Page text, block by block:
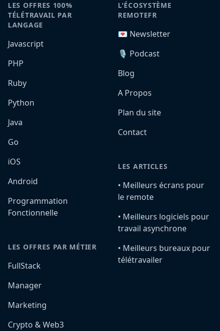
LES OFFRES 100%
TÉLÉTRAVAIL PAR
LANGAGE
Javascript
PHP
Ruby
Python
Java
Go
iOS
Android
Programmation
Fonctionnelle
LES OFFRES PAR MÉTIER
FullStack
Manager
Marketing
Crypto & Web3
L'ÉCOSYSTÈME
REMOTEFR
💌 Newsletter
🎙️ Podcast
Blog
A Propos
Plan du site
Contact
LES ARTICLES
•️ Meilleurs écrans pour
le remote
•️ Meilleurs logiciels pour
travail asynchrone
•️ Meilleurs bureaux pour
télétravailer